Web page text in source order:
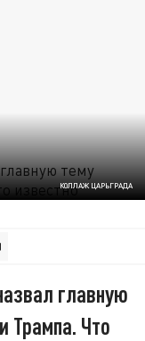
КОЛЛАЖ ЦАРЬГРАДА
главную
Трампа. Что